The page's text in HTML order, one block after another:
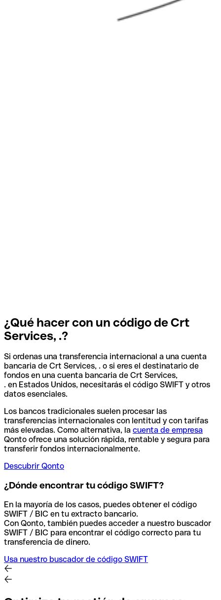
¿Qué hacer con un código de Crt
Services, .?
Si ordenas una transferencia internacional a una cuenta
bancaria de Crt Services, . o si eres el destinatario de
fondos en una cuenta bancaria de Crt Services,
. en Estados Unidos, necesitarás el código SWIFT y otros
datos esenciales.
Los bancos tradicionales suelen procesar las
transferencias internacionales con lentitud y con tarifas
más elevadas. Como alternativa, la cuenta de empresa
Qonto ofrece una solución rápida, rentable y segura para
transferir fondos internacionalmente.
Descubrir Qonto
¿Dónde encontrar tu código SWIFT?
En la mayoría de los casos, puedes obtener el código
SWIFT / BIC en tu extracto bancario.
Con Qonto, también puedes acceder a nuestro buscador
SWIFT / BIC para encontrar el código correcto para tu
transferencia de dinero.
Usa nuestro buscador de código SWIFT